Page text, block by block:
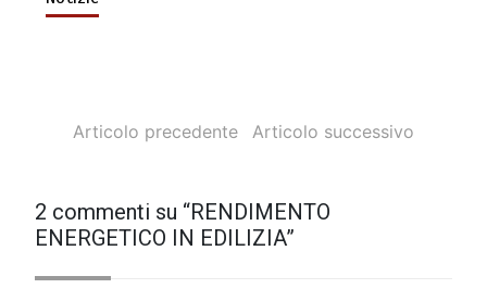
Articolo precedente Articolo successivo
2 commenti su “RENDIMENTO
ENERGETICO IN EDILIZIA”